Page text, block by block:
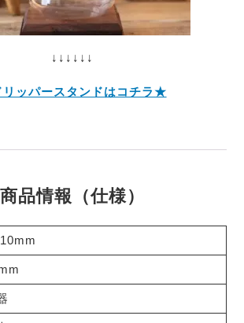
↓↓↓↓↓↓
ッパースタンドはコチラ★
商品情報（仕様）